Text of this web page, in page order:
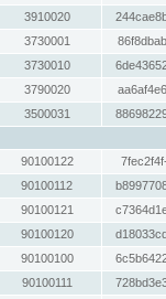
3910020
3730001
3730010
3790020
3500031
90100122
90100112
90100121
90100120
90100100
90100111